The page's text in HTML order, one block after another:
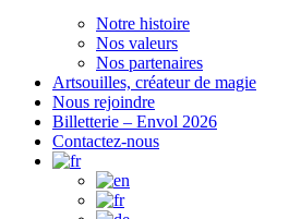
Notre histoire
Nos valeurs
Nos partenaires
Artsouilles, créateur de magie
Nous rejoindre
Billetterie – Envol 2026
Contactez-nous